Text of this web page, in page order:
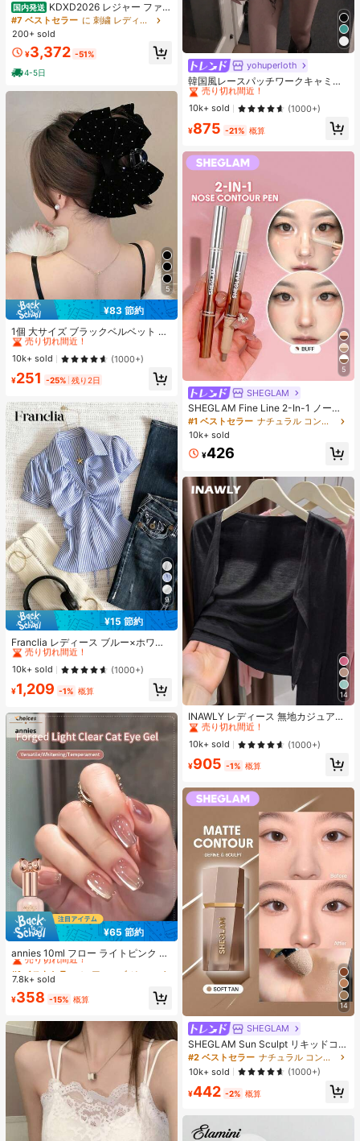
国内発送 KDXD2026 レジャー ファッ
ション ロングサイズ 夏服 女性 ワイ
ルドスタイル ボア付きトップス ワイ
ルドスタイル ロングスカート 3点セ
ット UVカット 軽量 通気性 袖付き
ヒップカバー効果 通気性抜群 サイズ
豊富
#7 ベストセラー
に 刺繍 レディースコーデ
200+ sold
¥3,372 -51%
4-5日
5
¥83 節約
1個 大サイズ ブラックベルベット リ
ボン ヘアクリップ クリスタルライン
ストーン装飾付き、エレガントな二
重レイヤー フロック加工リボン レデ
ィース用
#1 ベストセラー
ポリエステル 女性のヘアアクセサリー
売り切れ間近！
#1 ベストセラー
売り切れ間近！
#1 ベストセラー
売り切れ間近！
#1 ベストセラー
売り切れ間近！
10k+ sold (1000+)
¥251 -25% 残り2日
9
¥15 節約
Franclia レディース ブルー×ホワイ
ト ストライプ ボタン付きシャーリン
グ Vネックシャツ 夏向け エフォート
レスシック ブラウス 通学・新学期向
け 春カジュアル
#1 ベストセラー
に ファブリック 柔らかなオフィスブラウス
売り切れ間近！
#1 ベストセラー
売り切れ間近！
#1 ベストセラー
売り切れ間近！
#1 ベストセラー
に ファブリック 柔らかなオフィスブラウス
売り切れ間近！
10k+ sold (1000+)
¥1,209 -1% 概算
¥65 節約
annies 10ml フロー ライトピンク キ
ャットアイ ジェルネイルポリッシュ
ウルトラシャイン UVジェル ミラー
グラス キャットマグネットジェル ワ
ニス ネイルサプライ
#1 ベストセラー
に アニーズ ジェルネイルポリッシュ
売り切れ間近！
#1 ベストセラー
売り切れ間近！
#1 ベストセラー
売り切れ間近！
#1 ベストセラー
に アニーズ ジェルネイルポリッシュ
7.8k+ sold
¥358 -15% 概算
yohuperloth
韓国風レースパッチワークキャミソ
ールタンクトップ、Y2Kエステティ
ック、ストリートウェアカジュアル
サマー
#1 ベストセラー
売り切れ間近！
#1 ベストセラー
売り切れ間近！
#1 ベストセラー
売り切れ間近！
#1 ベストセラー
売り切れ間近！
10k+ sold (1000+)
¥875 -21% 概算
5
SHEGLAM
SHEGLAM Fine Line 2-In-1 ノーズ
コンター&ハイライトペン-Buff ノー
ズシャドウ シェーディング 女性と女
の子のためのブランドビューティー
コスメメイクアップ
#1 ベストセラー
ナチュラル コントゥア＆ブロンザー
10k+ sold
¥426
14
INAWLY レディース 無地カジュアル
薄手カーディガン、春夏用
#1 ベストセラー
売り切れ間近！
#1 ベストセラー
売り切れ間近！
#1 ベストセラー
売り切れ間近！
#1 ベストセラー
売り切れ間近！
10k+ sold (1000+)
¥905 -1% 概算
14
SHEGLAM
SHEGLAM Sun Sculpt リキッドコン
ター-Soft Tan ノーズシャドウ シェ
ーディング 女性と女の子のためのブ
ランドビューティーコスメメイクア
ップ
#2 ベストセラー
ナチュラル コントゥア＆ブロンザー
10k+ sold
(1000+)
¥442 -2% 概算